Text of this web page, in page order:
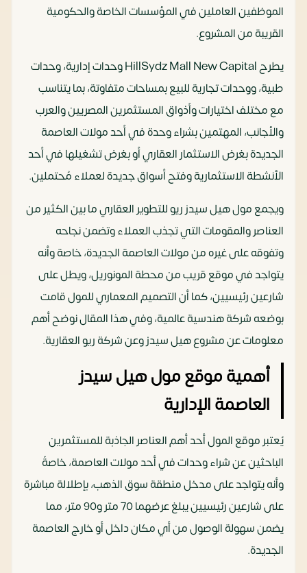
الموظفين العاملين في المؤسسات الخاصة والحكومية
القريبة من المشروع.
يطرح HillSydz Mall New Capital وحدات إدارية، وحدات
طبية، ووحدات تجارية للبيع بمساحات متفاوتة، بما يتناسب
مع مختلف اختيارات وأذواق المستثمرين المصريين والعرب
والأجانب، المهتمين بشراء وحدة في أحد مولات العاصمة
الجديدة بغرض الاستثمار العقاري أو بغرض تشغيلها في أحد
الأنشطة الاستثمارية وفتح أسواق جديدة لعملاء مُحتملين.
ويجمع مول هيل سيدز ريو للتطوير العقاري ما بين الكثير من
العناصر والمقومات التي تجذب العملاء وتضمن نجاحه
وتفوقه على غيره من مولات العاصمة الجديدة، خاصة وأنه
يتواجد في موقع قريب من محطة المونوريل، ويطل على
شارعين رئيسيين، كما أن التصميم المعماري للمول قامت
بوضعه شركة هندسية عالمية، وفي هذا المقال نوضح أهم
معلومات عن مشروع هيل سيدز وعن شركة ريو العقارية.
أهمية موقع مول هيل سيدز
العاصمة الإدارية
يُعتبر موقع المول أحد أهم العناصر الجاذبة للمستثمرين
الباحثين عن شراء وحدات في أحد مولات العاصمة، خاصةً
وأنه يتواجد على مدخل منطقة سوق الذهب، بإطلالة مباشرة
على شارعين رئيسيين يبلغ عرضهما 70 متر و90 متر، مما
يضمن سهولة الوصول من أي مكان داخل أو خارج العاصمة
الجديدة.